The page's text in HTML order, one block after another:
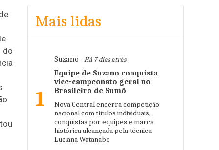
do
Mais lidas
1
Suzano - Há 7 dias atrás
Equipe de Suzano conquista
vice-campeonato geral no
Brasileiro de Sumô
Nova Central encerra competição
nacional com títulos individuais,
conquistas por equipes e marca
histórica alcançada pela técnica
Luciana Watanabe